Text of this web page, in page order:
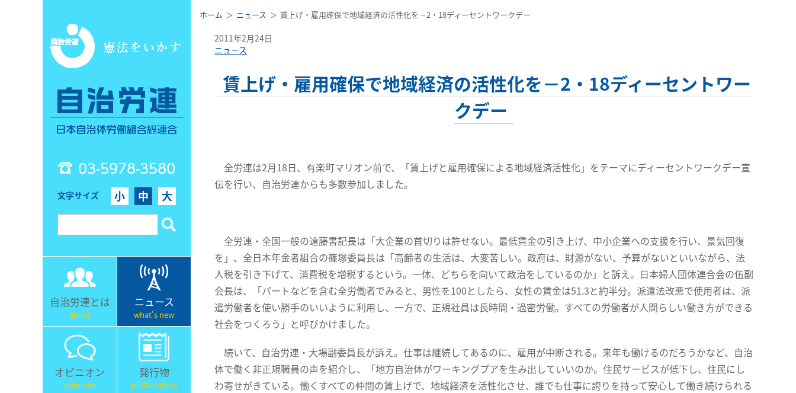
03-5978-3580
文字サイズ 小 中 大
自治労連とは
about
ニュース
what's new
オピニオン
opinions
発行物
publications
ホーム ニュース 賃上げ・雇用確保で地域経済の活性化を－2・18ディーセントワークデー
2011年2月24日
ニュース
賃上げ・雇用確保で地域経済の活性化を－2・18ディーセントワー
クデー
全労連は2月18日、有楽町マリオン前で、「賃上げと雇用確保による地域経済活性化」をテーマにディーセントワークデー宣
伝を行い、自治労連からも多数参加しました。
全労連・全国一般の遠藤書記長は「大企業の首切りは許せない。最低賃金の引き上げ、中小企業への支援を行い、景気回復
を」、全日本年金者組合の篠塚委員長は「高齢者の生活は、大変苦しい。政府は、財源がない、予算がないといいながら、法
人税を引き下げて、消費税を増税するという。一体、どちらを向いて政治をしているのか」と訴え。日本婦人団体連合会の伍副
会長は、「パートなどを含む全労働者でみると、男性を100としたら、女性の賃金は51.3と約半分。派遣法改悪で使用者は、派
遣労働者を使い勝手のいいように利用し、一方で、正規社員は長時間・過密労働。すべての労働者が人間らしい働き方ができる
社会をつくろう」と呼びかけました。
続いて、自治労連・大場副委員長が訴え。仕事は継続してあるのに、雇用が中断される。来年も働けるのだろうかなど、自治
体で働く非正規職員の声を紹介し、「地方自治体がワーキングプアを生み出していいのか。住民サービスが低下し、住民にし
わ寄せがきている。働くすべての仲間の賃上げで、地域経済を活性化させ、誰でも仕事に誇りを持って安心して働き続けられる